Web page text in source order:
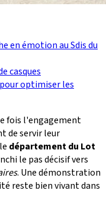
en émotion au Sdis du
casques
optimiser les
fois l'engagement
de servir leur
département du Lot
le pas décisif vers
. Une démonstration
reste bien vivant dans